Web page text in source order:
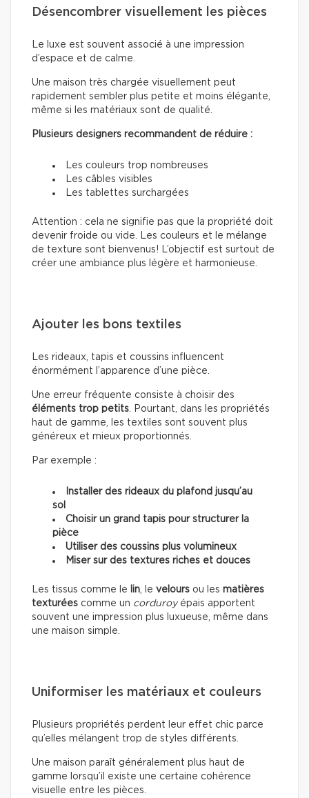
Désencombrer visuellement les pièces
Le luxe est souvent associé à une impression
d’espace et de calme.
Une maison très chargée visuellement peut
rapidement sembler plus petite et moins élégante,
même si les matériaux sont de qualité.
Plusieurs designers recommandent de réduire :
Les couleurs trop nombreuses
Les câbles visibles
Les tablettes surchargées
Attention : cela ne signifie pas que la propriété doit
devenir froide ou vide. Les couleurs et le mélange
de texture sont bienvenus! L’objectif est surtout de
créer une ambiance plus légère et harmonieuse.
Ajouter les bons textiles
Les rideaux, tapis et coussins influencent
énormément l’apparence d’une pièce.
Une erreur fréquente consiste à choisir des
éléments trop petits. Pourtant, dans les propriétés
haut de gamme, les textiles sont souvent plus
généreux et mieux proportionnés.
Par exemple :
Installer des rideaux du plafond jusqu’au
sol
Choisir un grand tapis pour structurer la
pièce
Utiliser des coussins plus volumineux
Miser sur des textures riches et douces
Les tissus comme le lin, le velours ou les matières
texturées comme un corduroyépais apportent
souvent une impression plus luxueuse, même dans
une maison simple.
Uniformiser les matériaux et couleurs
Plusieurs propriétés perdent leur effet chic parce
qu’elles mélangent trop de styles différents.
Une maison paraît généralement plus haut de
gamme lorsqu’il existe une certaine cohérence
visuelle entre les pièces.